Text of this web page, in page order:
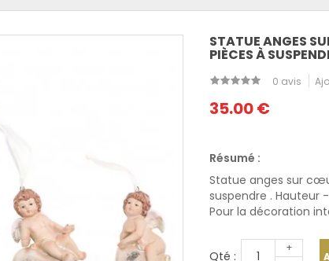
STATUE ANGES
PIÈCES À
0 avis
35.00 €
Résumé :
Statue anges sur
suspendre . Hauteur
Pour la décoration
Qté :
+